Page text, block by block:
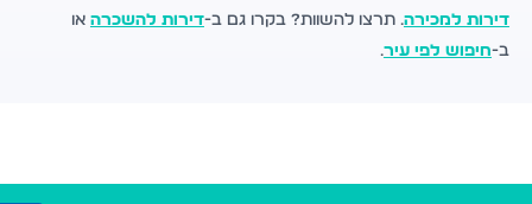
דירות למכירה. תרצו להשוות? בקרו גם ב-דירות להשכרה או
ב-חיפוש לפי עיר.